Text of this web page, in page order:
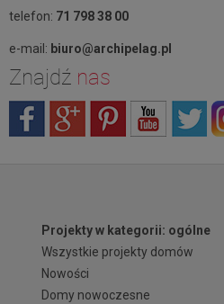
telefon: 71 798 38 00
e-mail: biuro@archipelag.pl
Znajdź nas
Projekty w kategorii: ogólne
Wszystkie projekty domów
Nowości
Domy nowoczesne